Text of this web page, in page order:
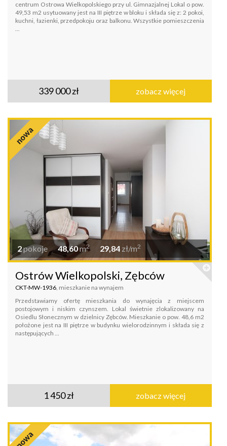
centrum Ostrowa Wielkopolskiego przy ul. Gimnazjalnej Lokal o pow.
49,53 m2 usytuowany jest na III piętrze w bloku i składa się z: 2 pokoi,
kuchni, łazienki, przedpokoju oraz balkonu. Wszystkie pomieszczenia
339 000 zł zobacz więcej
2pokoje 48,60m2 29,84 zł/m2
Ostrów Wielkopolski, Zębców
CKT-MW-1936 , mieszkanie na wynajem
Przedstawiamy ofertę mieszkania do wynajęcia z miejscem
postojowym i niskim czynszem. Lokal świetnie zlokalizowany na
Osiedlu Słonecznym w dzielnicy Zębców. Mieszkanie o pow. 48,6 m2
położone jest na III piętrze w budynku wielorodzinnym i składa się z
następujących ...
1 450 zł zobacz więcej